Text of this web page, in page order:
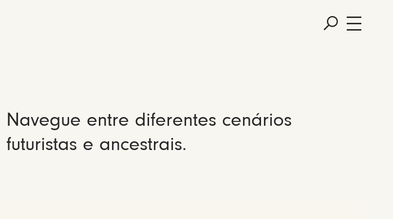
Navegue entre diferentes cenários
futuristas e ancestrais.